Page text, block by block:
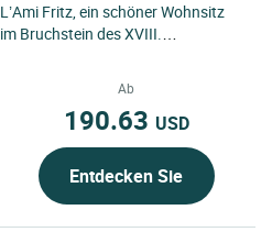
L’Ami Fritz, ein schöner Wohnsitz
im Bruchstein des XVIII.
Ab
190.63 USD
Entdecken Sie